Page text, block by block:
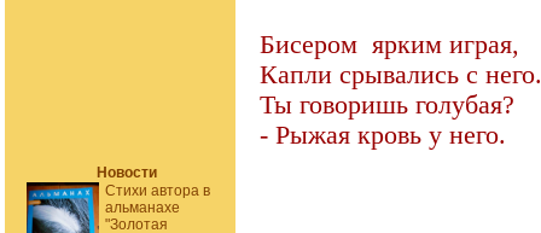
Новости
Стихи автора в
альманахе
"Золотая
Бисером ярким играя,
Капли срывались с него.
Ты говоришь голубая?
- Рыжая кровь у него.